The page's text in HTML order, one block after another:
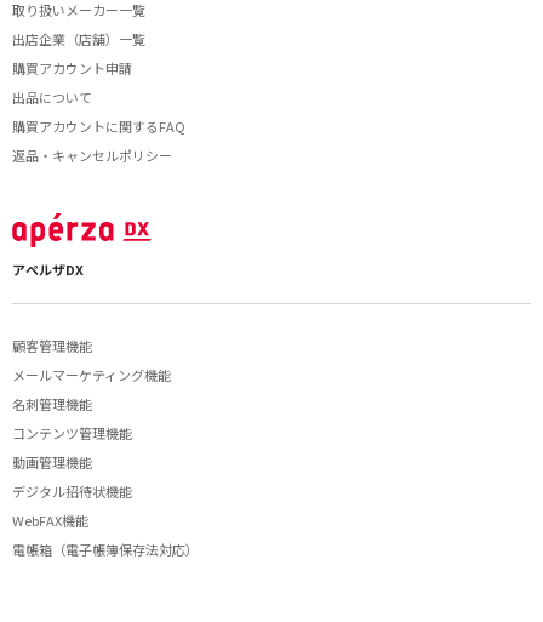
取り扱いメーカー一覧
出店企業（店舗）一覧
購買アカウント申請
出品について
購買アカウントに関するFAQ
返品・キャンセルポリシー
アペルザDX
顧客管理機能
メールマーケティング機能
名刺管理機能
コンテンツ管理機能
動画管理機能
デジタル招待状機能
WebFAX機能
電帳箱（電子帳簿保存法対応）